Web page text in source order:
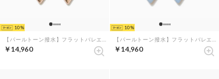
10
￥14,960
10
￥14,960